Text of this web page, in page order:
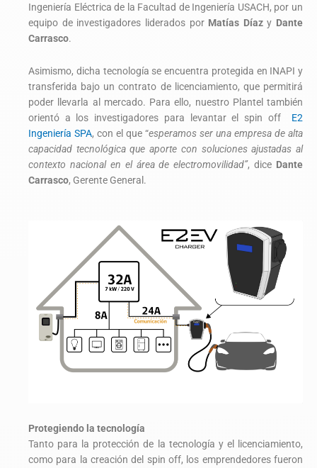
Ingeniería Eléctrica de la Facultad de Ingeniería USACH, por un
equipo de investigadores liderados por Matías Díazy Dante
Carrasco.
Asimismo, dicha tecnología se encuentra protegida en INAPI y
transferida bajo un contrato de licenciamiento, que permitirá
poder llevarla al mercado. Para ello, nuestro Plantel también
orientó a los investigadores para levantar el spin off E2
Ingeniería SPA, con el que “esperamos ser una empresa de alta
capacidad tecnológica que aporte con soluciones ajustadas al
contexto nacional en el área de electromovilidad”, dice Dante
Carrasco, Gerente General.
Protegiendo la tecnología
Tanto para la protección de la tecnología y el licenciamiento,
como para la creación del spin off, los emprendedores fueron